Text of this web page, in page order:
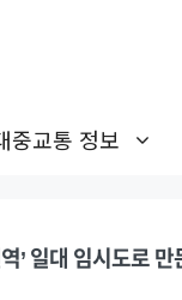
중교통 정보
’ 일대 임시도로 만